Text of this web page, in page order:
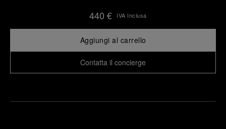
440 € IVA Inclusa
Aggiungi al carrello
Contatta il concierge